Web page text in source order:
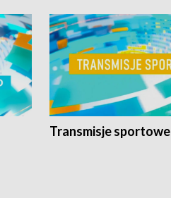
Transmisje sportowe